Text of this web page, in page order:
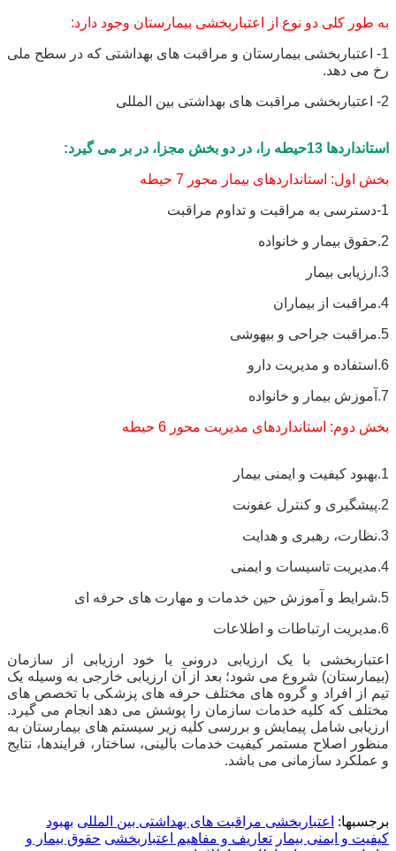
به طور کلی دو نوع از اعتباربخشی بیمارستان وجود دارد:
1- اعتباربخشی بیمارستان و مراقبت های بهداشتی که در سطح ملی
رخ می دهد.
2- اعتباربخشی مراقبت های بهداشتی بین المللی
استانداردها 13حیطه را، در دو بخش مجزا، در بر می گیرد:
بخش اول: استانداردهای بیمار محور 7 حیطه
1-دسترسی به مراقبت و تداوم مراقبت
2.حقوق بیمار و خانواده
3.ارزیابی بیمار
4.مراقبت از بیماران
5.مراقبت جراحی و بیهوشی
6.استفاده و مدیریت دارو
7.آموزش بیمار و خانواده
بخش دوم: استانداردهای مدیریت محور 6 حیطه
1. بهبود کیفیت و ایمنی بیمار
2.پیشگیری و کنترل عفونت
3.نظارت، رهبری و هدایت
4.مدیریت تاسیسات و ایمنی
5.شرایط و آموزش حین خدمات و مهارت های حرفه ای
6.مدیریت ارتباطات و اطلاعات
اعتباربخشی با یک ارزیابی درونی یا خود ارزیابی از سازمان
(بیمارستان) شروع می شود؛ بعد از آن ارزیابی خارجی به وسیله یک
تیم از افراد و گروه های مختلف حرفه های پزشکی با تخصص های
مختلف که کلیه خدمات سازمان را پوشش می دهد انجام می گیرد.
ارزیابی شامل پیمایش و بررسی کلیه زیر سیستم های بیمارستان به
منظور اصلاح مستمر کیفیت خدمات بالینی، ساختار، فرایندها، نتایج
و عملکرد سازمانی می باشد.
برجسبها: اعتباربخشی مراقبت های بهداشتی بین المللی بهبود
کیفیت و ایمنی بیمار تعاریف و مفاهیم اعتباربخشی حقوق بیمار و